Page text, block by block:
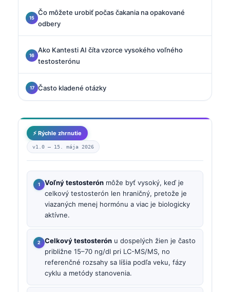
Čo môžete urobiť počas čakania na opakované
odbery
Ako Kantesti AI číta vzorce vysokého voľného
testosterónu
Často kladené otázky
⚡ Rýchle zhrnutie
v1.0 — 15. mája 2026
Voľný testosterón môže byť vysoký, keď je
celkový testosterón len hraničný, pretože je
viazaných menej hormónu a viac je biologicky
aktívne.
Celkový testosterón u dospelých žien je často
približne 15–70 ng/dl pri LC-MS/MS, no
referenčné rozsahy sa líšia podľa veku, fázy
cyklu a metódy stanovenia.